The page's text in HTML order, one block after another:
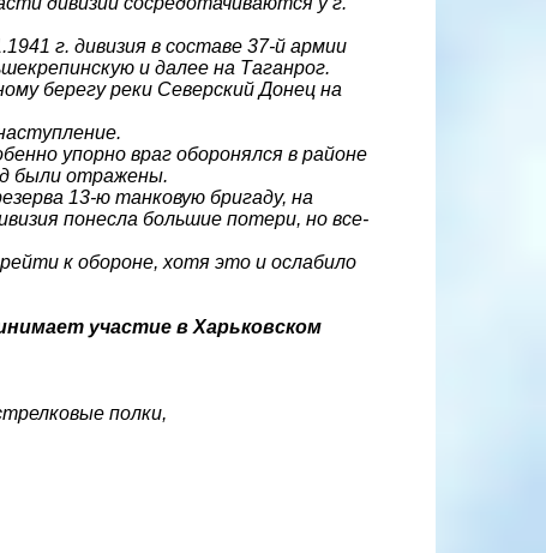
г. дивизия в составе 37-й армии
и далее на Таганрог.
берегу реки Северский Донец на
упорно враг оборонялся в районе
были отражены.
13-ю танковую бригаду, на
понесла большие потери, но все-
к обороне, хотя это и ослабило
участие в Харьковском
полки,